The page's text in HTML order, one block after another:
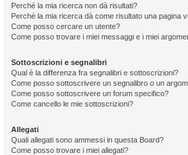
Perché la mia ricerca non dà risultati?
Perché la mia ricerca dà come risultato una pagina
Come posso cercare un utente?
Come posso trovare i miei messaggi e i miei
Sottoscrizioni e segnalibri
Qual è la differenza fra segnalibri e sottoscrizioni?
Come posso sottoscrivere un segnalibro o un
Come posso sottoscrivere un forum specifico?
Come cancello le mie sottoscrizioni?
Allegati
Quali allegati sono ammessi in questa Board?
Come posso trovare i miei allegati?